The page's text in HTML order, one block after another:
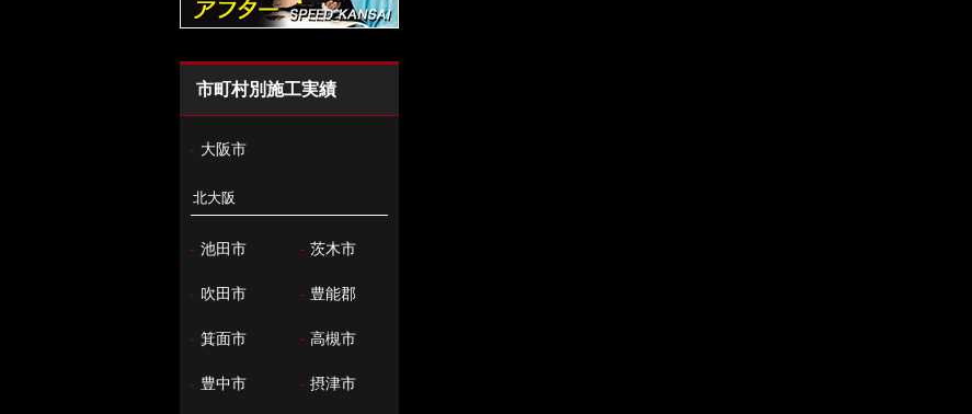
市町村別施工実績
- 大阪市
北大阪
- 池田市 - 茨木市
- 吹田市 - 豊能郡
- 箕面市 - 高槻市
- 豊中市 - 摂津市